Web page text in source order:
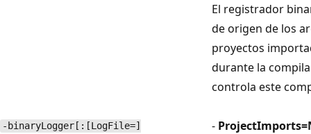
-binaryLogger[:[LogFile=]
El registrador
de origen de los
proyectos
durante la
controla este
-